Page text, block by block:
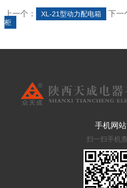
上一个： XL-21型动力配电箱 下一
柜
手机网站
扫一扫手机